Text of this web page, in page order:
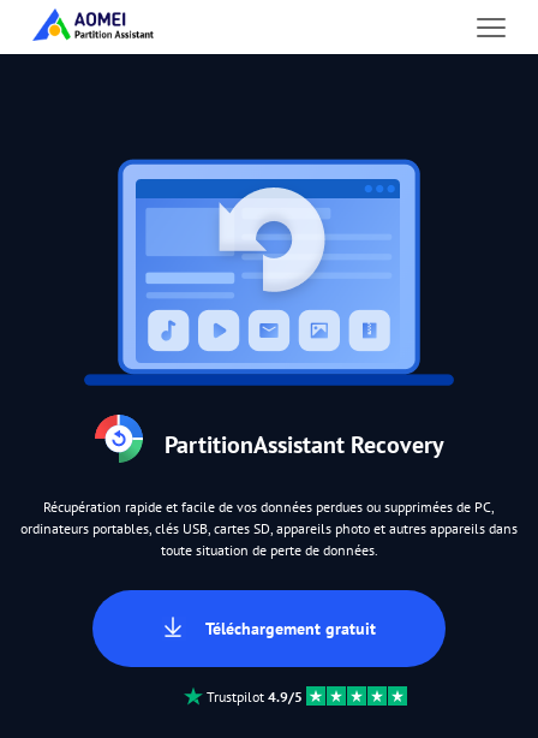
PartitionAssistant Recovery
Récupération rapide et facile de vos données perdues ou supprimées de PC,
ordinateurs portables, clés USB, cartes SD, appareils photo et autres appareils dans
toute situation de perte de données.
Téléchargement gratuit
Trustpilot 4.9/5